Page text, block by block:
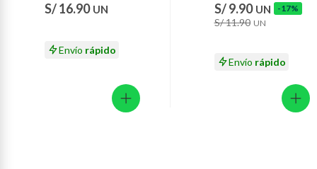
S/ 16.90 UN
Envío rápido
S/ 9.90 UN -17%
S/ 11.90 UN
Envío rápido